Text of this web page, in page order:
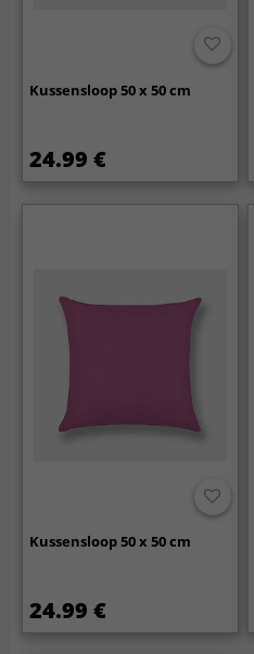
Kussensloop 50 x 50 cm
24.99 €
Kussensloop 50 x 50 cm
24.99 €